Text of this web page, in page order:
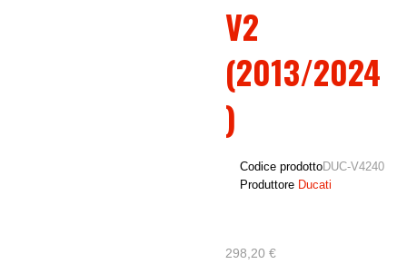
V2
(2013/2024
)
Codice prodottoDUC-V4240
Produttore Ducati
298,20 €